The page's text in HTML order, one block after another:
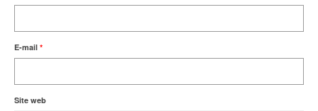
E-mail *
Site web